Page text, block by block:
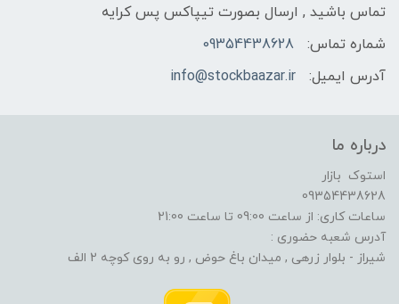
تماس باشید , ارسال بصورت تیپاکس پس کرایه
شماره تماس:
09354438628
آدرس ایمیل:
info@stockbaazar.ir
درباره ما
استوک بازار
09354438628
ساعات کاری: از ساعت 09:00 تا ساعت 21:00
آدرس شعبه حضوری :
شیراز - بلوار زرهی , میدان باغ حوض , رو به روی کوچه 2 الف